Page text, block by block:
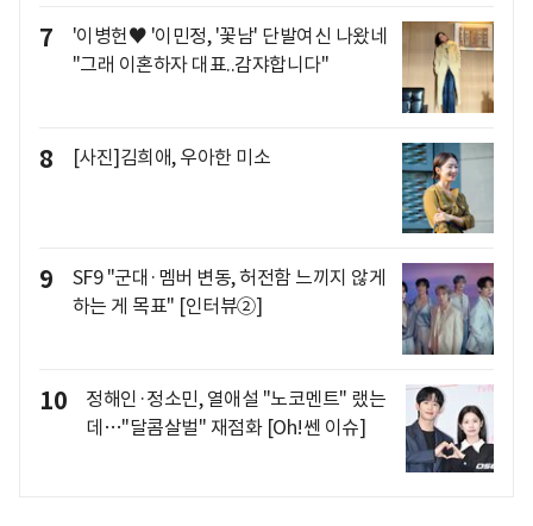
7
'이병헌♥ '이민정, '꽃남' 단발여신 나왔네
"그래 이혼하자 대표..감쟈합니다"
8 [사진]김희애, 우아한 미소
9
SF9 "군대·멤버 변동, 허전함 느끼지 않게
하는 게 목표" [인터뷰②]
10
정해인·정소민, 열애설 "노코멘트" 랬는
데…"달콤살벌" 재점화 [Oh!쎈 이슈]